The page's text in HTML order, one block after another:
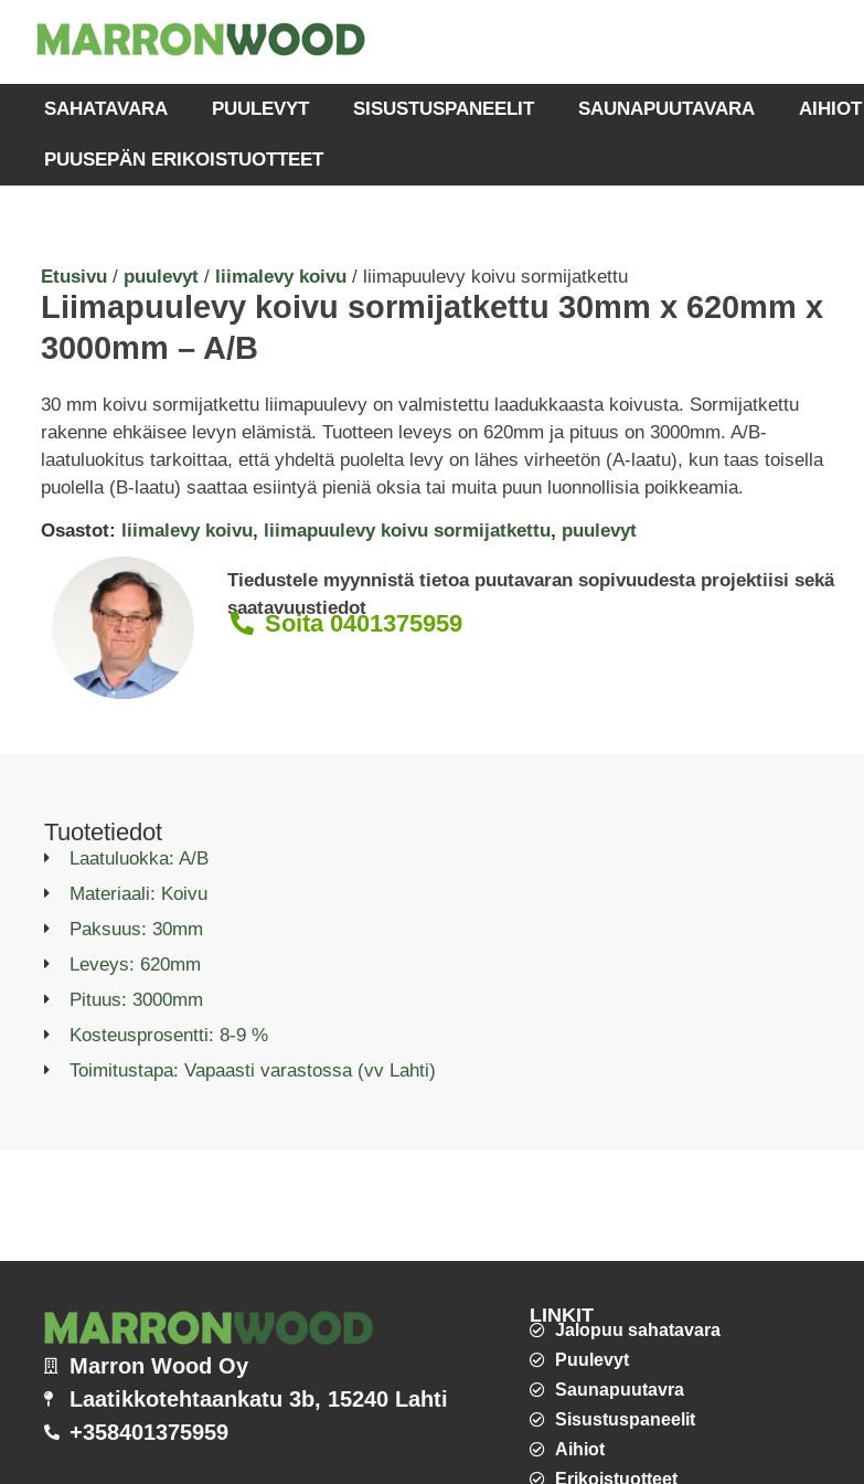
SAHATAVARA PUULEVYT SISUSTUSPANEELIT SAUNAPUUTAVARA AIHIOT
PUUSEPÄN ERIKOISTUOTTEET
Etusivu / puulevyt / liimalevy koivu / liimapuulevy koivu sormijatkettu
Liimapuulevy koivu sormijatkettu 30mm x 620mm x
3000mm – A/B
30 mm koivu sormijatkettu liimapuulevy on valmistettu laadukkaasta koivusta. Sormijatkettu
rakenne ehkäisee levyn elämistä. Tuotteen leveys on 620mm ja pituus on 3000mm. A/B-
laatuluokitus tarkoittaa, että yhdeltä puolelta levy on lähes virheetön (A-laatu), kun taas toisella
puolella (B-laatu) saattaa esiintyä pieniä oksia tai muita puun luonnollisia poikkeamia.
Osastot: liimalevy koivu, liimapuulevy koivu sormijatkettu, puulevyt
Tiedustele myynnistä tietoa puutavaran sopivuudesta projektiisi sekä
saatavuustiedot
Soita 0401375959
Tuotetiedot
Laatuluokka: A/B
Materiaali: Koivu
Paksuus: 30mm
Leveys: 620mm
Pituus: 3000mm
Kosteusprosentti: 8-9 %
Toimitustapa: Vapaasti varastossa (vv Lahti)
Marron Wood Oy
Laatikkotehtaankatu 3b, 15240 Lahti
+358401375959
LINKIT
Jalopuu sahatavara
Puulevyt
Saunapuutavra
Sisustuspaneelit
Aihiot
Erikoistuotteet